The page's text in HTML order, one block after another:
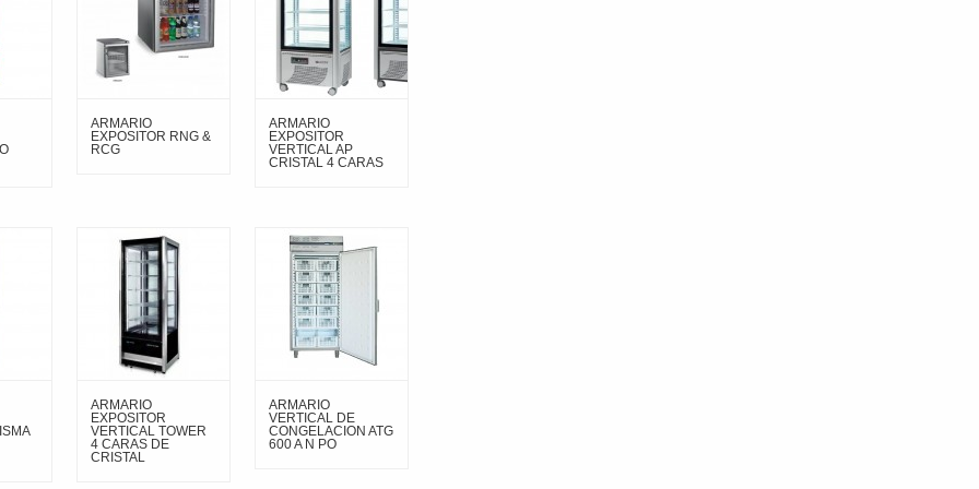
ARMARIO
EXPOSITOR RNG &
RCG
ARMARIO
EXPOSITOR
VERTICAL AP
CRISTAL 4 CARAS
ARMARIO
EXPOSITOR
VERTICAL TOWER
4 CARAS DE
CRISTAL
ARMARIO
VERTICAL DE
CONGELACION ATG
600 A N PO